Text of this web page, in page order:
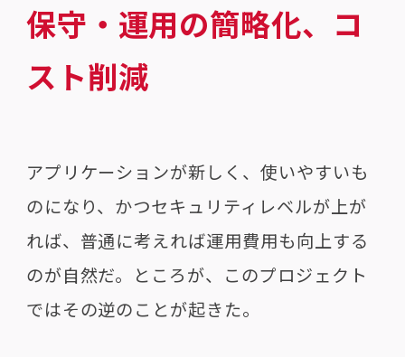
保守・運用の簡略化、コ
スト削減
アプリケーションが新しく、使いやすいも
のになり、かつセキュリティレベルが上が
れば、普通に考えれば運用費用も向上する
のが自然だ。ところが、このプロジェクト
ではその逆のことが起きた。